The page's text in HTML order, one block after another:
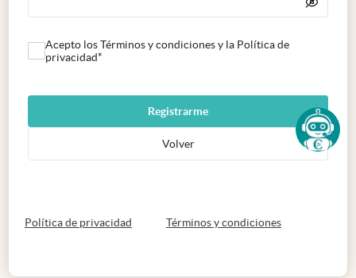
Acepto los Términos y condiciones y la Política de
privacidad*
Registrarme
Volver
Política de privacidad abre en nueva pestaña
Términos y condicionesabre en nueva